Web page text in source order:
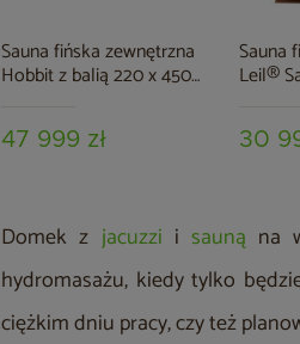
Sauna fińska zewnętrzna
Hobbit z balią 220 x 450
47 999 zł
Sauna
Leil®
30
Domek z jacuzzi isauną na
hydromasażu, kiedy tylko
ciężkim dniu pracy, czy też